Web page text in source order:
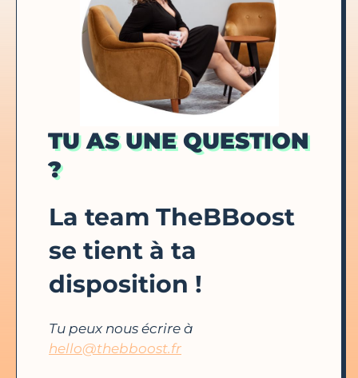
TU AS UNE QUESTION
?
La team TheBBoost
se tient à ta
disposition !
Tu peux nous écrire à
hello@thebboost.fr